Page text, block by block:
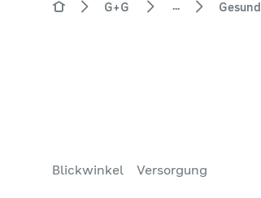
G+G ...
Blickwinkel Versorgung